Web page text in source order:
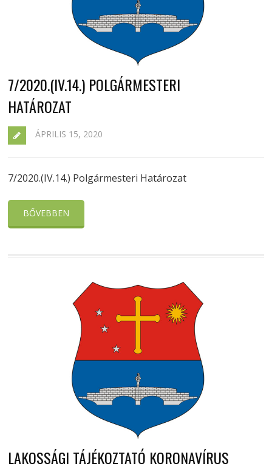
7/2020.(IV.14.) POLGÁRMESTERI
HATÁROZAT
ÁPRILIS 15, 2020
7/2020.(IV.14.) Polgármesteri Határozat
BŐVEBBEN
LAKOSSÁGI TÁJÉKOZTATÓ KORONAVÍRUS